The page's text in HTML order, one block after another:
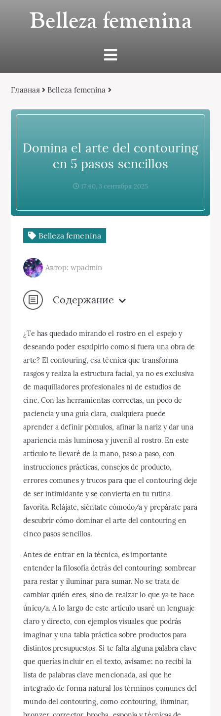
Belleza femenina
Главная Belleza femenina
Domina el arte del contouring
en 5 pasos sencillos
17:40, 3 сентября 2025
Belleza femenina
Автор: wpadmin
Содержание
¿Te has quedado mirando el rostro en el espejo y
deseando poder esculpirlo como si fuera una obra de
arte? El contouring, esa técnica que transforma
rasgos y realza la estructura facial, ya no es exclusiva
de maquilladores profesionales ni de estudios de
cine. Con las herramientas correctas, un poco de
paciencia y una guía clara, cualquiera puede
aprender a definir pómulos, afinar la nariz y dar una
apariencia más luminosa y juvenil al rostro. En este
artículo te llevaré de la mano, paso a paso, con
instrucciones prácticas, consejos de producto,
errores comunes y trucos para que el contouring deje
de ser intimidante y se convierta en tu rutina
favorita. Relájate, siéntate cómodo/a y prepárate para
descubrir cómo dominar el arte del contouring en
cinco pasos sencillos.
Antes de entrar en la técnica, es importante
entender la filosofía detrás del contouring: sombrear
para restar y iluminar para sumar. No se trata de
cambiar quién eres, sino de realzar lo que ya te hace
único/a. A lo largo de este artículo usaré un lenguaje
claro y directo, con ejemplos visuales que podrás
imaginar y una tabla práctica sobre productos para
distintos presupuestos. Si te falta alguna palabra clave
que querías incluir en el texto, avísame: no recibí la
lista de palabras clave mencionada, así que he
integrado de forma natural los términos comunes del
mundo del contouring, como contouring, iluminar,